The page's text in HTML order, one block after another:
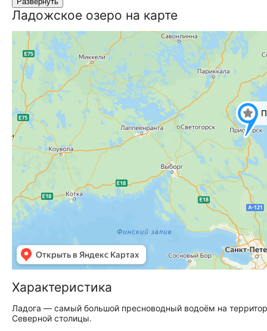
Ладожское озеро на карте
Характеристика
Ладога — самый большой пресноводный водоём на
Северной столицы.